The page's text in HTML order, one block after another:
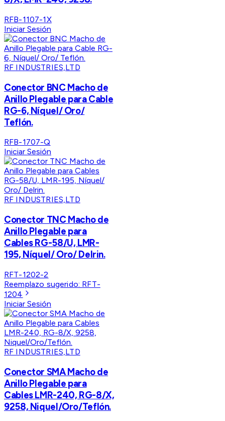
RFB-1107-1X
Iniciar Sesión
RF INDUSTRIES,LTD
Conector BNC Macho de
Anillo Plegable para Cable
RG-6, Níquel/ Oro/
Teflón.
RFB-1707-Q
Iniciar Sesión
RF INDUSTRIES,LTD
Conector TNC Macho de
Anillo Plegable para
Cables RG-58/U, LMR-
195, Níquel/ Oro/ Delrin.
RFT-1202-2
Reemplazo sugerido: RFT-
1204
Iniciar Sesión
RF INDUSTRIES,LTD
Conector SMA Macho de
Anillo Plegable para
Cables LMR-240, RG-8/X,
9258, Niquel/Oro/Teflón.